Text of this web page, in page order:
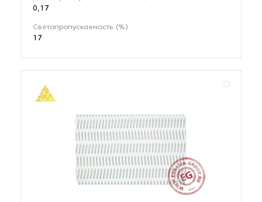
0,17
Светопропускаемость (%)
17